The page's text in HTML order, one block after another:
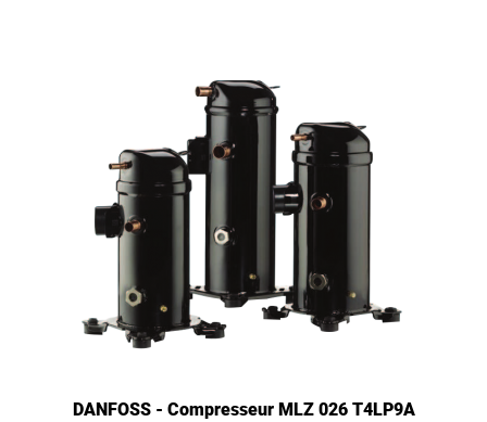
DANFOSS - Compresseur MLZ 026 T4LP9A